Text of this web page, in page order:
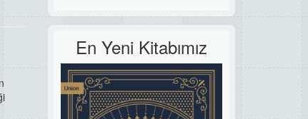
En Yeni Kitabımız